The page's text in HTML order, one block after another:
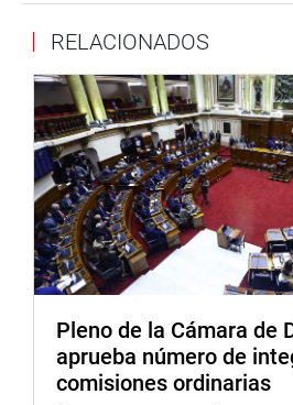
TACNA
El parlamentario Isaac Mita
con vecinos y autoridades
Tacna, donde se llevó a cabo la
para abordar la problemática del
ubicado actualmente dentro del
Durante la sesión, los moradores
preocupación por los efectos
proximidad del establecimiento
el congresista manifestó que
interinstitucionales para abordar
salida.
RELACIONADOS
Pleno de la Cámara de
aprueba número de
comisiones ordinarias